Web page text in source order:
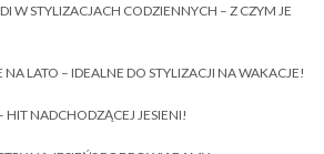
W STYLIZACJACH CODZIENNYCH – Z CZYM JE
LATO – IDEALNE DO STYLIZACJI NA WAKACJE!
HIT NADCHODZĄCEJ JESIENI!